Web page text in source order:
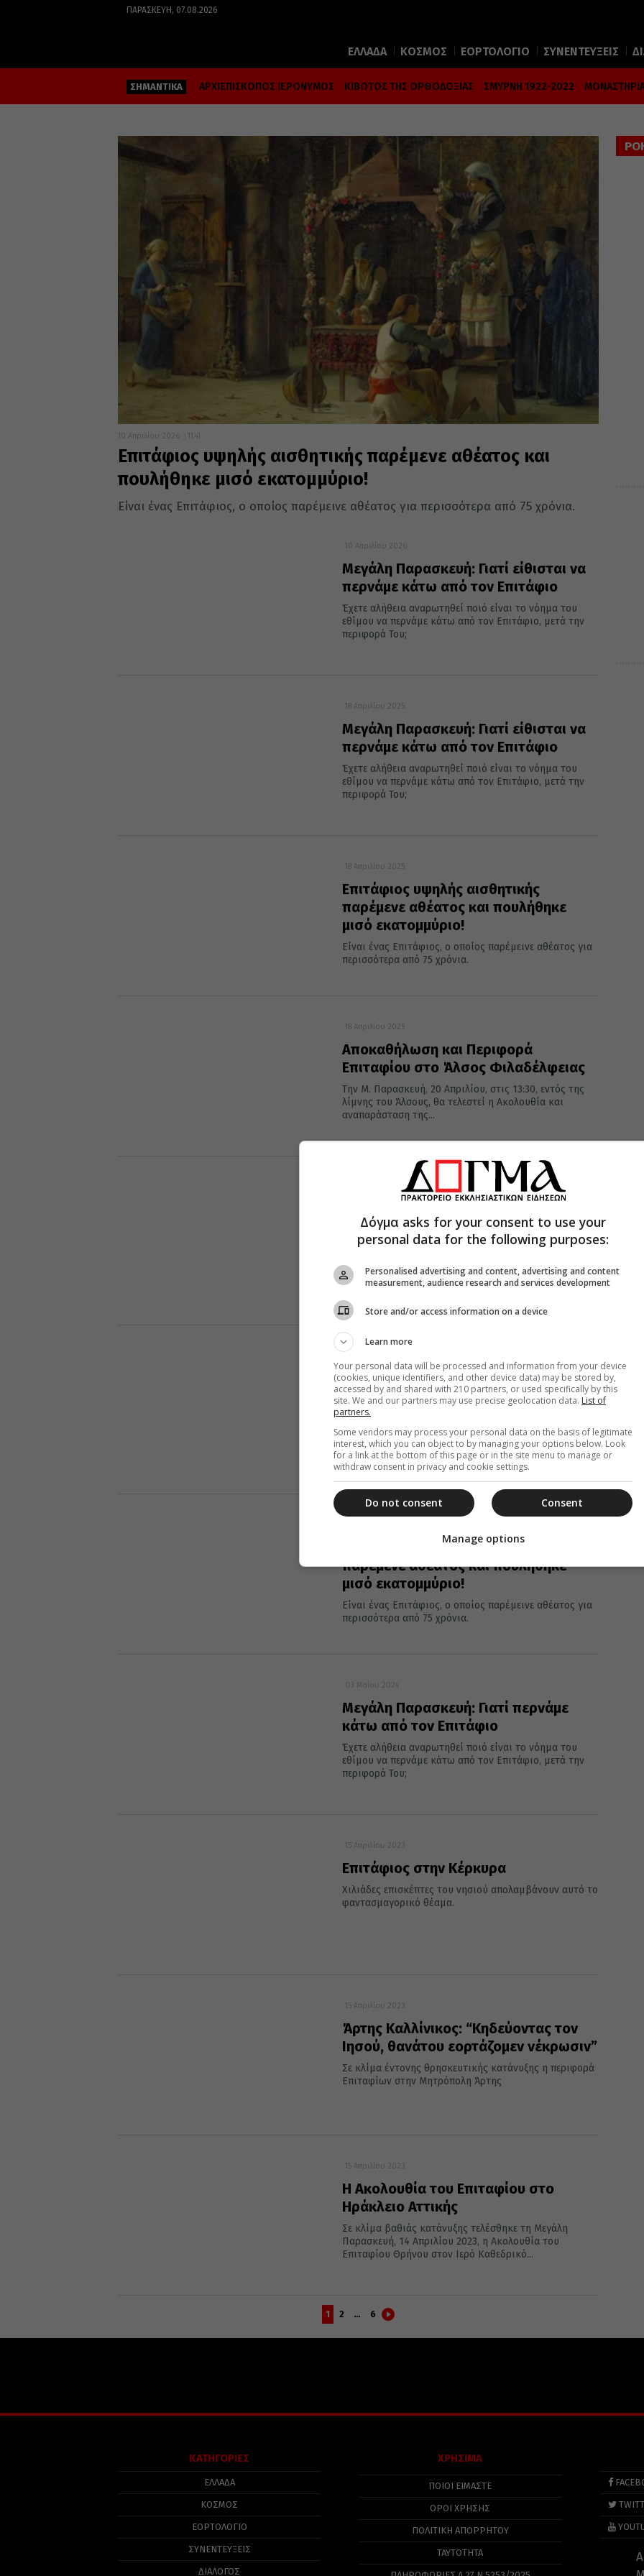
ΠΑΡΑΣΚΕΥΉ, 07.08.2026
ΕΛΛΑΔΑ ΚΟΣΜΟΣ ΕΟΡΤΟΛΟΓΙΟ ΣΥΝΕΝΤΕΥΞΕΙΣ
ΣΗΜΑΝΤΙΚΑ ΑΡΧΙΕΠΙΣΚΟΠΟΣ ΙΕΡΩΝΥΜΟΣ ΚΙΒΩΤΟΣ ΤΗΣ ΟΡΘΟΔΟΞΙΑΣ ΣΜΥΡΝΗ 1922-2022
10 Απριλίου 2026 11:41
Επιτάφιος υψηλής αισθητικής παρέμενε αθέατος και
πουλήθηκε μισό εκατομμύριο!
Είναι ένας Επιτάφιος, ο οποίος παρέμεινε αθέατος για περισσότερα από 75 χρόνια.
10 Απριλίου 2026
Μεγάλη Παρασκευή: Γιατί είθισται να
περνάμε κάτω από τον Επιτάφιο
Έχετε αλήθεια αναρωτηθεί ποιό είναι το νόημα του
εθίμου να περνάμε κάτω από τον Επιτάφιο, μετά την
περιφορά Του;
18 Απριλίου 2025
Μεγάλη Παρασκευή: Γιατί είθισται να
περνάμε κάτω από τον Επιτάφιο
Έχετε αλήθεια αναρωτηθεί ποιό είναι το νόημα του
εθίμου να περνάμε κάτω από τον Επιτάφιο, μετά την
περιφορά Του;
18 Απριλίου 2025
Επιτάφιος υψηλής αισθητικής
παρέμενε αθέατος και πουλήθηκε
μισό εκατομμύριο!
Είναι ένας Επιτάφιος, ο οποίος παρέμεινε αθέατος για
περισσότερα από 75 χρόνια.
18 Απριλίου 2025
Αποκαθήλωση και Περιφορά
Επιταφίου στο Άλσος Φιλαδέλφειας
Την Μ. Παρασκευή, 20 Απριλίου, στις 13:30, εντός της
λίμνης του Άλσους, θα τελεστεί η Ακολουθία και
αναπαράσταση της...
στον Αγιο Νικόλαο στο «Σημείο Μηδέν
– Φωτογραφίες
Την κατανυκτική τελετή του επιταφίου θρήνου και της
περιφοράς του Επιταφίου βίωσαν οι πιστοί το βράδυ
Η Ακολουθία του Επιταφίου θρήνου
και η συνάντηση των Επιταφίων στην
Ιεράπετρα
Σε ατμόσφαιρα βαθιάς κατάνυξης, ευλάβειας και
συγκίνησης, και με τη συνεχή ροή πολλών πιστών που
προσήλθαν για να προσκυνήσουν...
Υψηλής αισθητικής επιτάφιος
παρέμενε αθέατος και πουλήθηκε
μισό εκατομμύριο!
Είναι ένας Επιτάφιος, ο οποίος παρέμεινε αθέατος για
περισσότερα από 75 χρόνια.
03 Μαΐου 2024
Μεγάλη Παρασκευή: Γιατί περνάμε
κάτω από τον Επιτάφιο
Έχετε αλήθεια αναρωτηθεί ποιό είναι το νόημα του
εθίμου να περνάμε κάτω από τον Επιτάφιο, μετά την
περιφορά Του;
15 Απριλίου 2023
Επιτάφιος στην Κέρκυρα
Χιλιάδες επισκέπτες του νησιού απολαμβάνουν αυτό το
φαντασμαγορικό θέαμα.
15 Απριλίου 2023
Άρτης Καλλίνικος: “Κηδεύοντας τον
Ιησού, θανάτου εορτάζομεν νέκρωσιν”
Σε κλίμα έντονης θρησκευτικής κατάνυξης η περιφορά
Επιταφίων στην Μητρόπολη Άρτης
15 Απριλίου 2023
Η Ακολουθία του Επιταφίου στο
Ηράκλειο Αττικής
Σε κλίμα βαθιάς κατάνυξης τελέσθηκε τη Μεγάλη
Παρασκευή, 14 Απριλίου 2023, η Ακολουθία του
Επιταφίου Θρήνου στον Ιερό Καθεδρικό...
1 2 … 6
ΚΑΤΗΓΟΡΙΕΣ
ΕΛΛΑΔΑ
ΚΟΣΜΟΣ
ΕΟΡΤΟΛΟΓΙΟ
ΣΥΝΕΝΤΕΥΞΕΙΣ
ΔΙΑΛΟΓΟΣ
ΧΡΗΣΙΜΑ
ΠΟΙΟΙ ΕΙΜΑΣΤΕ
ΟΡΟΙ ΧΡΗΣΗΣ
ΠΟΛΙΤΙΚΉ ΑΠΟΡΡΉΤΟΥ
ΤΑΥΤΟΤΗΤΑ
Δόγμα asks for your consent to use your
personal data for the following purposes:
Personalised advertising and content, advertising and content
measurement, audience research and services development
Store and/or access information on a device
Learn more
Your personal data will be processed and information from your device
(cookies, unique identifiers, and other device data) may be stored by,
accessed by and shared with 210 partners, or used specifically by this
site. We and our partners may use precise geolocation data. List of
partners.
Some vendors may process your personal data on the basis of legitimate
interest, which you can object to by managing your options below. Look
for a link at the bottom of this page or in the site menu to manage or
withdraw consent in privacy and cookie settings.
Consent
Do not consent
Manage options